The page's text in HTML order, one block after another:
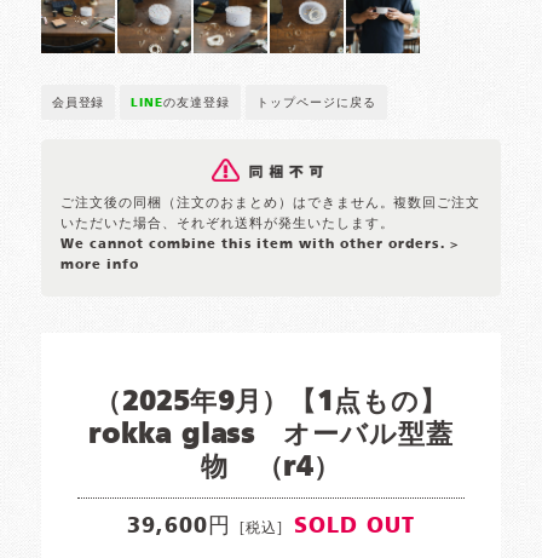
会員登録 LINEの友達登録 トップページに戻る
ご注文後の同梱（注文のおまとめ）はできません。複数回ご注文
いただいた場合、それぞれ送料が発生いたします。
We cannot combine this item with other orders. >
more info
（2025年9月）【1点もの】
rokka glass オーバル型蓋
物 （r4）
39,600円 [税込] SOLD OUT